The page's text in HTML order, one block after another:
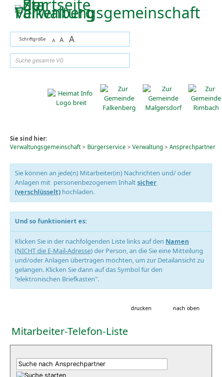
Zum Inhalt,zur Navigationoder
Schriftgröße A A A
Sie sind hier:
Verwaltungsgemeinschaft> Bürgerservice > Verwaltung> Ansprechpartner
Sie können an jede(n) Mitarbeiter(in) Nachrichten und/ oder
Anlagen mit personenbezogenem Inhaltsicher
(verschlüsselt) hochladen.
Und so funktioniert es:
Klicken Sie in der nachfolgenden Liste links auf den Namen
(NICHT die E-Mail-Adresse) der Person, an die Sie eine Mitteilung
und/oder Anlagen übertragen möchten, um zur Detailansicht zu
gelangen. Klicken Sie dann auf das Symbol für den
"elektronischen Briefkasten".
drucken nach oben
Mitarbeiter-Telefon-Liste